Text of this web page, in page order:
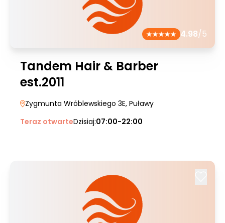
4.98/5
Tandem Hair & Barber
est.2011
Zygmunta Wróblewskiego 3E, Puławy
Teraz otwarteDzisiaj:07:00-22:00